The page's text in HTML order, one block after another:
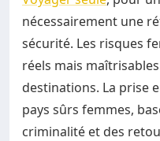
nécessairement une
sécurité. Les risques
réels mais
destinations. La prise
pays sûrs femmes,
criminalité et des